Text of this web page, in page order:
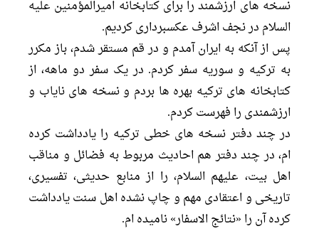
نسخه هاى ارزشمند را براى کتابخانه امیرالمؤمنین علیه
السلام در نجف اشرف عکسبردارى کردیم.
پس از آنکه به ایران آمدم و در قم مستقر شدم، باز مکرر
به ترکیه و سوریه سفر کردم. در یک سفر دو ماهه، از
کتابخانه هاى ترکیه بهره ها بردم و نسخه هاى نایاب و
ارزشمندى را فهرست کردم.
در چند دفتر نسخه هاى خطى ترکیه را یادداشت کرده
ام، در چند دفتر هم احادیث مربوط به فضائل و مناقب
اهل بیت، علیهم السلام، را از منابع حدیثى، تفسیرى،
تاریخى و اعتقادى مهم و چاپ نشده اهل سنت یادداشت
کرده آن را «نتائج الاسفار» نامیده ام.